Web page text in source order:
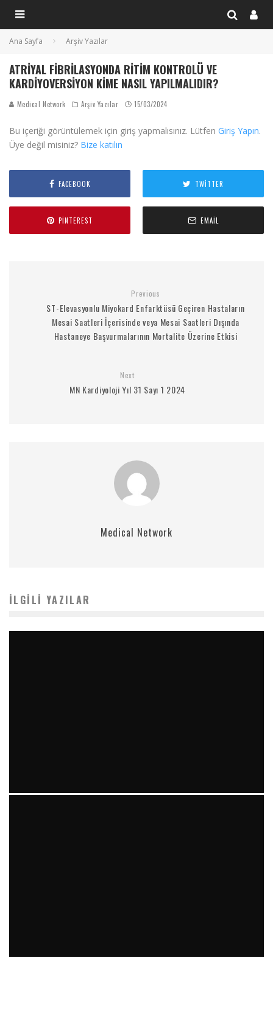
Ana Sayfa Arşiv Yazılar
ATRIYAL FIBRILASYONDA RITIM KONTROLÜ VE
KARDIYOVERSIYON KIME NASIL YAPILMALIDIR?
Medical Network Arşiv Yazılar 15/03/2024
Bu içeriği görüntülemek için giriş yapmalısınız. Lütfen Giriş Yapın.
Üye değil misiniz? Bize katılın
FACEBOOK TWITTER
PINTEREST EMAIL
Previous
ST-Elevasyonlu Miyokard Enfarktüsü Geçiren Hastaların
Mesai Saatleri İçerisinde veya Mesai Saatleri Dışında
Hastaneye Başvurmalarının Mortalite Üzerine Etkisi
Next
MN Kardiyoloji Yıl 31 Sayı 1 2024
Medical Network
İLGILI YAZILAR